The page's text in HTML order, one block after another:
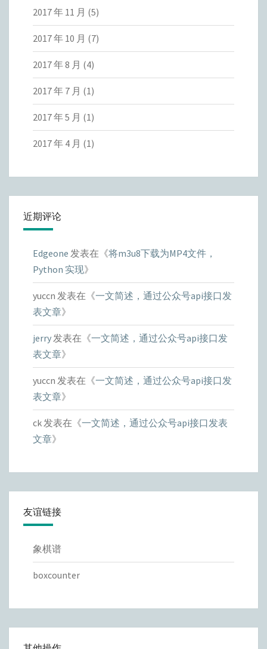
2017 年 11 月 (5)
2017 年 10 月 (7)
2017 年 8 月 (4)
2017 年 7 月 (1)
2017 年 5 月 (1)
2017 年 4 月 (1)
近期评论
Edgeone 发表在《将m3u8下载为MP4文件，
Python 实现》
yuccn 发表在《一文简述，通过公众号api接口发
表文章》
jerry 发表在《一文简述，通过公众号api接口发
表文章》
yuccn 发表在《一文简述，通过公众号api接口发
表文章》
ck 发表在《一文简述，通过公众号api接口发表
文章》
友谊链接
象棋谱
boxcounter